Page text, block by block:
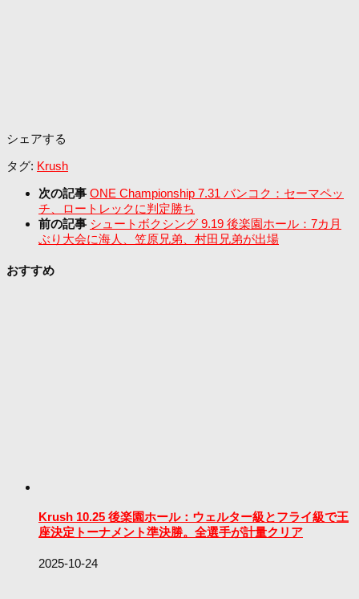
シェアする
タグ: Krush
次の記事 ONE Championship 7.31 バンコク：セーマペッ
チ、ロートレックに判定勝ち
前の記事 シュートボクシング 9.19 後楽園ホール：7カ月
ぶり大会に海人、笠原兄弟、村田兄弟が出場
おすすめ
Krush 10.25 後楽園ホール：ウェルター級とフライ級で王
座決定トーナメント準決勝。全選手が計量クリア
2025-10-24